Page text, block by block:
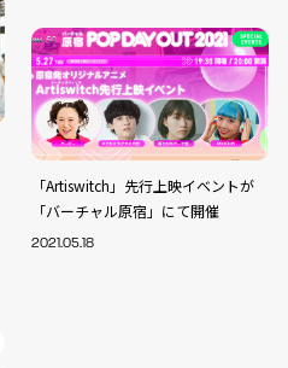
「Artiswitch」先行上映イベントが
「バーチャル原宿」にて開催
2021.05.18